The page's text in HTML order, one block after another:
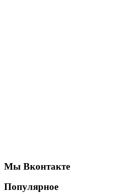
Мы Вконтакте
Популярное